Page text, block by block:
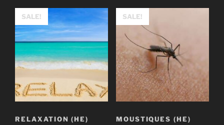
SALE!
RELAXATION (HE)
SALE!
MOUSTIQUES (HE)